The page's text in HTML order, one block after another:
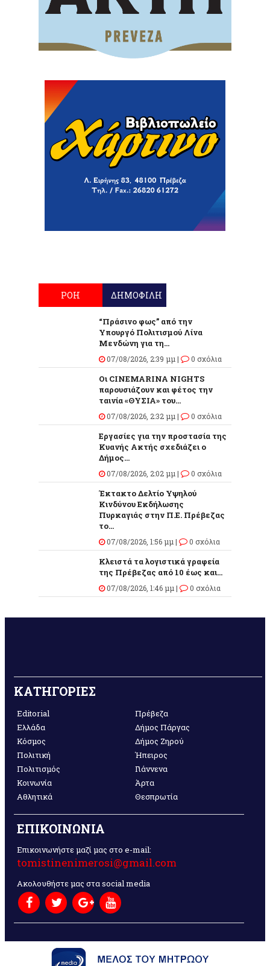
ΡΟΗ ΔΗΜΟΦΙΛΗ
“Πράσινο φως” από την
Υπουργό Πολιτισμού Λίνα
Μενδώνη για τη...
07/08/2026, 2:39 μμ | 0 σχόλια
Οι CINEMARINA NIGHTS
παρουσιάζουν και φέτος την
ταινία «ΘΥΣΙΑ» του...
07/08/2026, 2:32 μμ | 0 σχόλια
Εργασίες για την προστασία της
Κυανής Ακτής σχεδιάζει ο
Δήμος...
07/08/2026, 2:02 μμ | 0 σχόλια
Έκτακτο Δελτίο Υψηλού
Κινδύνου Εκδήλωσης
Πυρκαγιάς στην Π.Ε. Πρέβεζας
το...
07/08/2026, 1:56 μμ | 0 σχόλια
Κλειστά τα λογιστικά γραφεία
της Πρέβεζας από 10 έως και...
07/08/2026, 1:46 μμ | 0 σχόλια
ΚΑΤΗΓΟΡΙΕΣ
Editorial
Ελλάδα
Κόσμος
Πολιτική
Πολιτισμός
Κοινωνία
Αθλητικά
Πρέβεζα
Δήμος Πάργας
Δήμος Ζηρού
Ήπειρος
Γιάννενα
Άρτα
Θεσπρωτία
ΕΠΙΚΟΙΝΩΝΙΑ
Επικοινωνήστε μαζί μας στο e-mail:
tomistinenimerosi@gmail.com
Ακολουθήστε μας στα social media